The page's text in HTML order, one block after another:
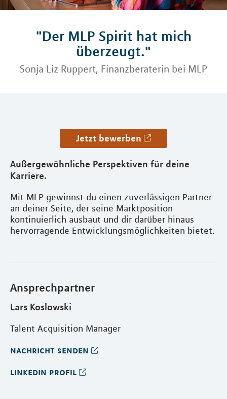
"Der MLP Spirit hat mich
überzeugt."
Sonja Liz Ruppert, Finanzberaterin bei MLP
Jetzt bewerben
Außergewöhnliche Perspektiven für deine
Karriere.
Mit MLP gewinnst du einen zuverlässigen Partner
an deiner Seite, der seine Marktposition
kontinuierlich ausbaut und dir darüber hinaus
hervorragende Entwicklungsmöglichkeiten bietet.
Ansprechpartner
Lars Koslowski
Talent Acquisition Manager
nachricht senden
linkedin profil